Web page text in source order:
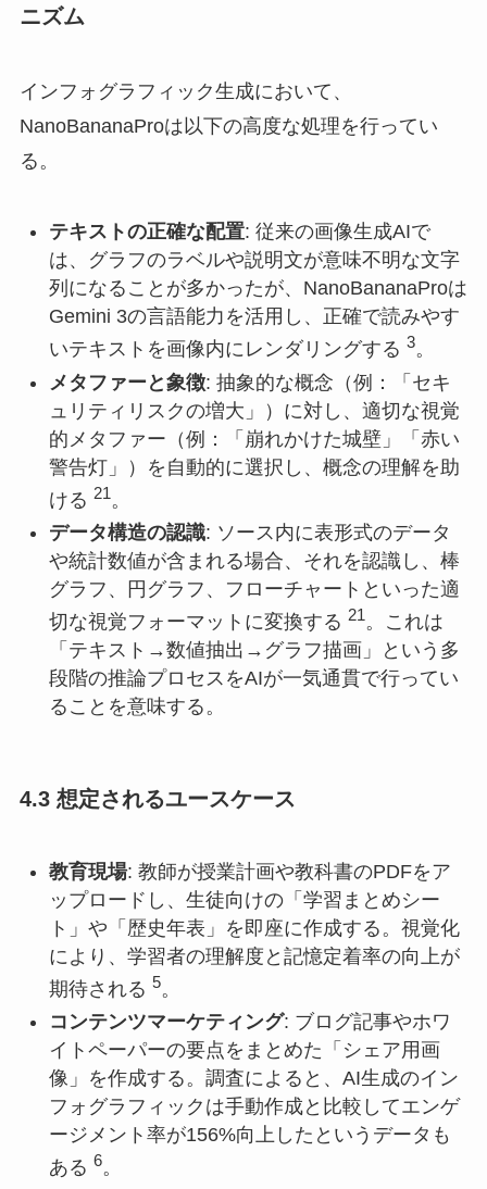
ニズム
インフォグラフィック生成において、
NanoBananaProは以下の高度な処理を行ってい
る。
テキストの正確な配置: 従来の画像生成AIで
は、グラフのラベルや説明文が意味不明な文字
列になることが多かったが、NanoBananaProは
Gemini 3の言語能力を活用し、正確で読みやす
いテキストを画像内にレンダリングする 3。
メタファーと象徴: 抽象的な概念（例：「セキ
ュリティリスクの増大」）に対し、適切な視覚
的メタファー（例：「崩れかけた城壁」「赤い
警告灯」）を自動的に選択し、概念の理解を助
ける 21。
データ構造の認識: ソース内に表形式のデータ
や統計数値が含まれる場合、それを認識し、棒
グラフ、円グラフ、フローチャートといった適
切な視覚フォーマットに変換する 21。これは
「テキスト→数値抽出→グラフ描画」という多
段階の推論プロセスをAIが一気通貫で行ってい
ることを意味する。
4.3 想定されるユースケース
教育現場: 教師が授業計画や教科書のPDFをア
ップロードし、生徒向けの「学習まとめシー
ト」や「歴史年表」を即座に作成する。視覚化
により、学習者の理解度と記憶定着率の向上が
期待される 5。
コンテンツマーケティング: ブログ記事やホワ
イトペーパーの要点をまとめた「シェア用画
像」を作成する。調査によると、AI生成のイン
フォグラフィックは手動作成と比較してエンゲ
ージメント率が156%向上したというデータも
ある 6。